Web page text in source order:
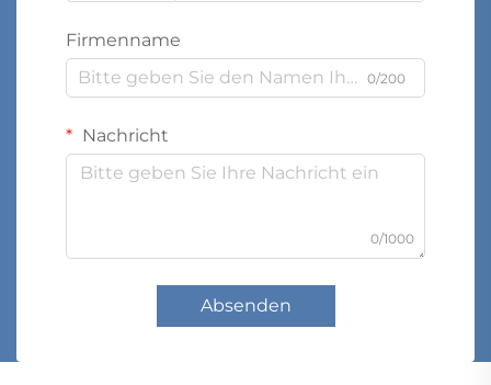
Firmenname
0/200
Nachricht
0/1000
Absenden